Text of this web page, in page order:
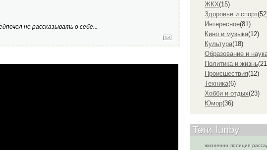
не рассказывать о себе...
ЖКХ(15)
Здоровье и спорт
Интересное(81)
Кино и музыка(12)
Культура(18)
Образование и
Политика и жизнь
Проиcшествия(12)
Техника(6)
Хобби и отдых(23)
Юмор(36)
Теги funby
жизненно полиция